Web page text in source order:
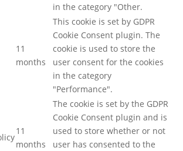
in the category "Other.
11
months
This cookie is set by GDPR
Cookie Consent plugin. The
cookie is used to store the
user consent for the cookies
in the category
"Performance".
11
months
The cookie is set by the GDPR
Cookie Consent plugin and is
used to store whether or not
user has consented to the